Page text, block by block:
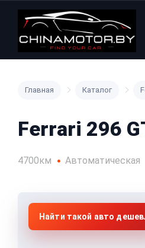
Главная Каталог
Ferrari 296
4700км Автоматическая
Найти такой авто